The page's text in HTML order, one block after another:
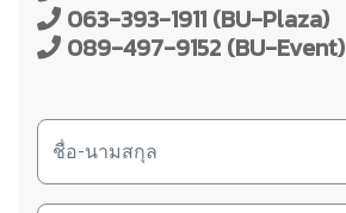
063-393-1911 (BU-Plaza)
089-497-9152 (BU-Event)